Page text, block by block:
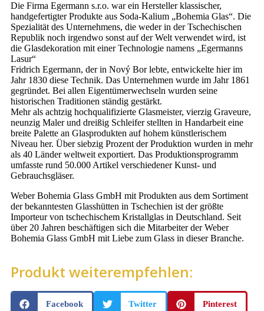
Die Firma Egermann s.r.o. war ein Hersteller klassischer,
handgefertigter Produkte aus Soda-Kalium „Bohemia Glas“. Die
Spezialität des Unternehmens, die weder in der Tschechischen
Republik noch irgendwo sonst auf der Welt verwendet wird, ist
die Glasdekoration mit einer Technologie namens „Egermanns
Lasur“
Fridrich Egermann, der in Nový Bor lebte, entwickelte hier im
Jahr 1830 diese Technik. Das Unternehmen wurde im Jahr 1861
gegründet. Bei allen Eigentümerwechseln wurden seine
historischen Traditionen ständig gestärkt.
Mehr als achtzig hochqualifizierte Glasmeister, vierzig Graveure,
neunzig Maler und dreißig Schleifer stellten in Handarbeit eine
breite Palette an Glasprodukten auf hohem künstlerischem
Niveau her. Über siebzig Prozent der Produktion wurden in mehr
als 40 Länder weltweit exportiert. Das Produktionsprogramm
umfasste rund 50.000 Artikel verschiedener Kunst- und
Gebrauchsgläser.
Weber Bohemia Glass GmbH mit Produkten aus dem Sortiment
der bekanntesten Glasshütten in Tschechien ist der größte
Importeur von tschechischem Kristallglas in Deutschland. Seit
über 20 Jahren beschäftigen sich die Mitarbeiter der Weber
Bohemia Glass GmbH mit Liebe zum Glass in dieser Branche.
Produkt weiterempfehlen:
Facebook Twitter Pinterest